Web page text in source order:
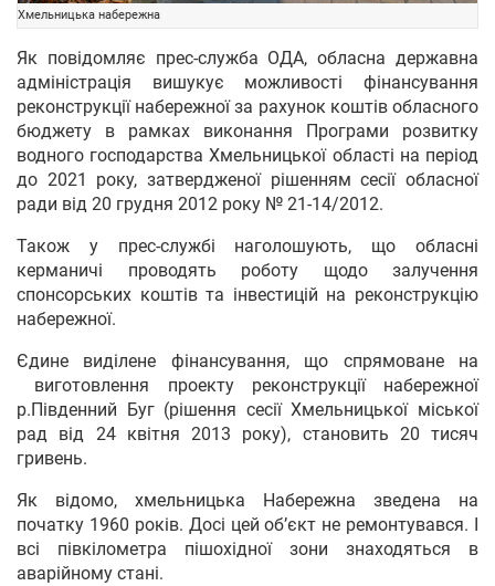
Хмельницька набережна
Як повідомляє прес-служба ОДА, обласна державна
адміністрація вишукує можливості фінансування
реконструкції набережної за рахунок коштів обласного
бюджету в рамках виконання Програми розвитку
водного господарства Хмельницької області на період
до 2021 року, затвердженої рішенням сесії обласної
ради від 20 грудня 2012 року № 21-14/2012.
Також у прес-службі наголошують, що обласні
керманичі проводять роботу щодо залучення
спонсорських коштів та інвестицій на реконструкцію
набережної.
Єдине виділене фінансування, що спрямоване на
виготовлення проекту реконструкції набережної
р.Південний Буг (рішення сесії Хмельницької міської
рад від 24 квітня 2013 року), становить 20 тисяч
гривень.
Як відомо, хмельницька Набережна зведена на
початку 1960 років. Досі цей об’єкт не ремонтувався. І
всі півкілометра пішохідної зони знаходяться в
аварійному стані.